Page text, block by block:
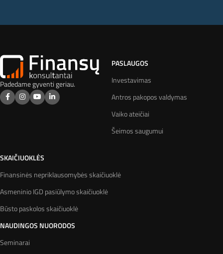
Padedame gyventi geriau.
PASLAUGOS
Investavimas
Antros pakopos valdymas
Vaiko ateičiai
Šeimos saugumui
SKAIČIUOKLĖS
Finansinės nepriklausomybės skaičiuoklė
Asmeninio IGD pasiūlymo skaičiuoklė
Būsto paskolos skaičiuoklė
NAUDINGOS NUORODOS
Seminarai